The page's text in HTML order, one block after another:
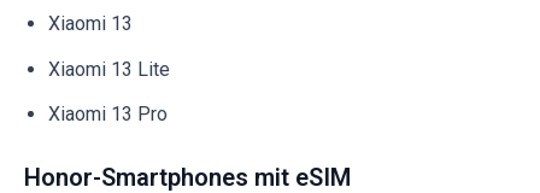
Xiaomi 13
Xiaomi 13 Lite
Xiaomi 13 Pro
Honor-Smartphones mit eSIM